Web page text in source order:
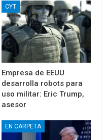
CYT
Empresa de EEUU
desarrolla robots para
uso militar: Eric Trump,
asesor
EN CARPETA